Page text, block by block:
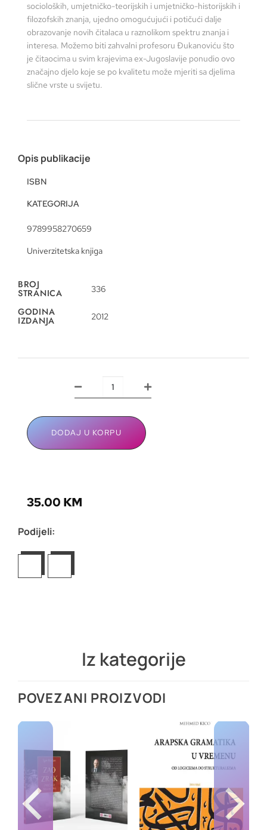
socioloških, umjetničko-teorijskih i umjetničko-historijskih i
filozofskih znanja, ujedno omogućujući i potičući dalje
obrazovanje novih čitalaca u raznolikom spektru znanja i
interesa. Možemo biti zahvalni profesoru Đukanoviću što
je čitaocima u svim krajevima ex-Jugoslavije ponudio ovo
značajno djelo koje se po kvalitetu može mjeriti sa djelima
slične vrste u svijetu.
Opis publikacije
ISBN
KATEGORIJA
9789958270659
Univerzitetska knjiga
BROJ
STRANICA 336
GODINA
IZDANJA 2012
DODAJ U KORPU
35.00 KM
Podijeli:
Iz kategorije
POVEZANI PROIZVODI